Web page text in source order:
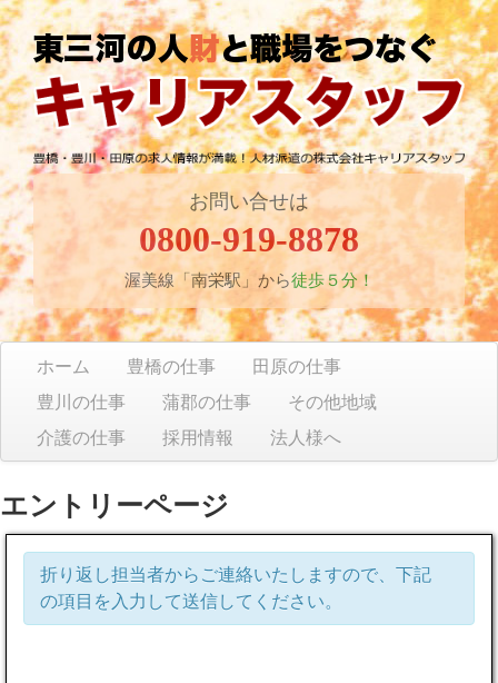
お問い合せは
0800-919-8878
渥美線「南栄駅」から徒歩５分！
ホーム 豊橋の仕事
田原の仕事
豊川の仕事
蒲郡の仕事
その他地域
介護の仕事
採用情報 法人様へ
エントリーページ
折り返し担当者からご連絡いたしますので、下記
の項目を入力して送信してください。